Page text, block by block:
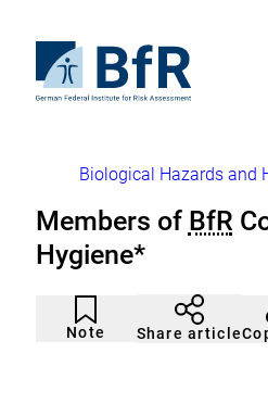
page
the
homepage
Federal
for
Assessment
Breadcrumb
Biological Hazards and
Members of BfR
Hygiene*
Note
Article
not
noticed
Click
to
add
Share article